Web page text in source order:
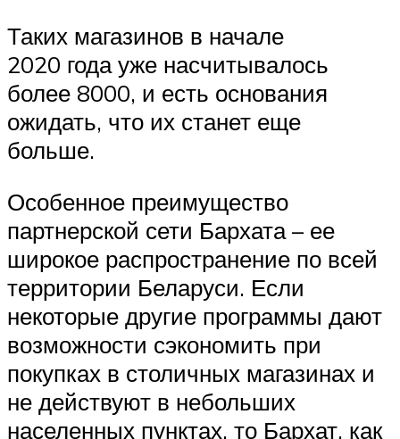
Таких магазинов в начале
2020 года уже насчитывалось
более 8000, и есть основания
ожидать, что их станет еще
больше.
Особенное преимущество
партнерской сети Бархата – ее
широкое распространение по всей
территории Беларуси. Если
некоторые другие программы дают
возможности сэкономить при
покупках в столичных магазинах и
не действуют в небольших
населенных пунктах, то Бархат, как